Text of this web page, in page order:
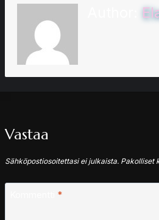
Vastaa
Sähköpostiosoitettasi ei julkaista. Pakolliset
*